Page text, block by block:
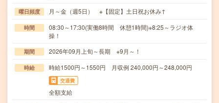
曜日頻度 月～金（週5日） ※【固定】土日祝お休み↑
時間
08:30～17:30(実働8時間 休憩1時間)※8:25～ラジオ体
操！
期間 2026年09月上旬～長期 ※9月～！
時給 時給1500円～1550円 月収例 240,000円～248,000円
交通費
全額支給